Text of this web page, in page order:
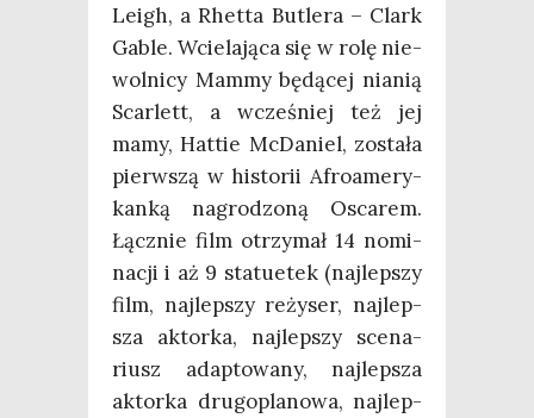
Leigh, a Rhet­ta Butle­ra – Clark
Gable. Wcie­la­ją­ca się w rolę nie­
wol­ni­cy Mam­my będą­cej nia­nią
Scar­lett, a wcze­śniej też jej
mamy, Hat­tie McDa­niel, zosta­ła
pierw­szą w histo­rii Afro­ame­ry­
kan­ką nagro­dzo­ną Osca­rem.
Łącz­nie film otrzy­mał 14 nomi­
na­cji i aż 9 sta­tu­etek (naj­lep­szy
film, naj­lep­szy reży­ser, naj­lep­
sza aktor­ka, naj­lep­szy sce­na­
riusz adap­to­wa­ny, naj­lep­sza
aktor­ka dru­go­pla­no­wa, naj­lep­